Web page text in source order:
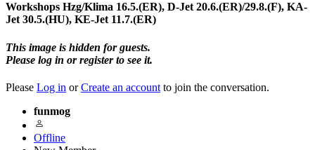
Workshops Hzg/Klima 16.5.(ER), D-Jet 20.6.(ER)/29.8.(F), KA-
Jet 30.5.(HU), KE-Jet 11.7.(ER)
This image is hidden for guests.
Please log in or register to see it.
Please Log in orCreate an account to join the conversation.
funmog
Offline